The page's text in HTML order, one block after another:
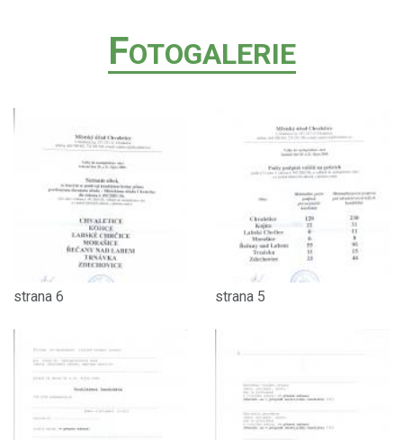
FOTOGALERIE
strana 6 strana 5